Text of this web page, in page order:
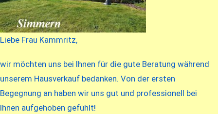
Liebe Frau Kammritz,
wir möchten uns bei Ihnen für die gute Beratung während
unserem Hausverkauf bedanken. Von der ersten
Begegnung an haben wir uns gut und professionell bei
Ihnen aufgehoben gefühlt!